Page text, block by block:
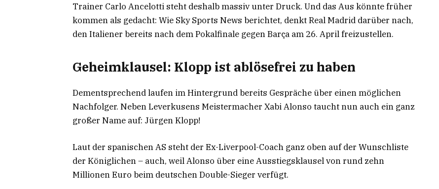
Trainer Carlo Ancelotti steht deshalb massiv unter Druck. Und das Aus könnte früher
kommen als gedacht: Wie Sky Sports News berichtet, denkt Real Madrid darüber nach,
den Italiener bereits nach dem Pokalfinale gegen Barça am 26. April freizustellen.
Geheimklausel: Klopp ist ablösefrei zu haben
Dementsprechend laufen im Hintergrund bereits Gespräche über einen möglichen
Nachfolger. Neben Leverkusens Meistermacher Xabi Alonso taucht nun auch ein ganz
großer Name auf: Jürgen Klopp!
Laut der spanischen AS steht der Ex-Liverpool-Coach ganz oben auf der Wunschliste
der Königlichen – auch, weil Alonso über eine Ausstiegsklausel von rund zehn
Millionen Euro beim deutschen Double-Sieger verfügt.